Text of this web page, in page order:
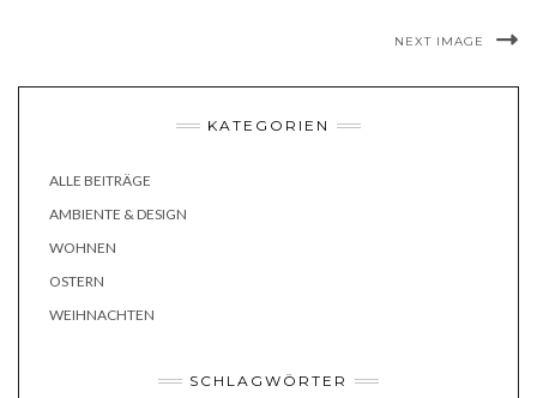
NEXT IMAGE
KATEGORIEN
ALLE BEITRÄGE
AMBIENTE & DESIGN
WOHNEN
OSTERN
WEIHNACHTEN
SCHLAGWÖRTER